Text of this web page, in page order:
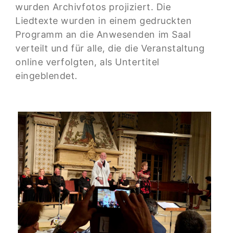
wurden Archivfotos projiziert. Die
Liedtexte wurden in einem gedruckten
Programm an die Anwesenden im Saal
verteilt und für alle, die die Veranstaltung
online verfolgten, als Untertitel
eingeblendet.